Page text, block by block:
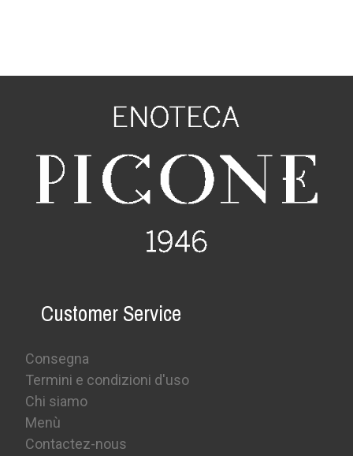
Customer Service
Consegna
Termini e condizioni d'uso
Chi siamo
Menù
Contactez-nous